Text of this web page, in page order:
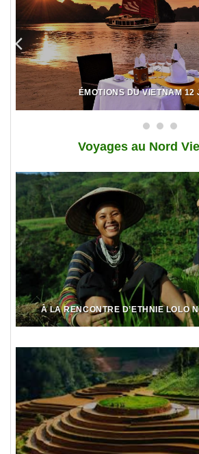
ÉMOTIONS DU VIETNAM 12
Voyages au Nord
À LA RENCONTRE D’ETHNIE LOLO